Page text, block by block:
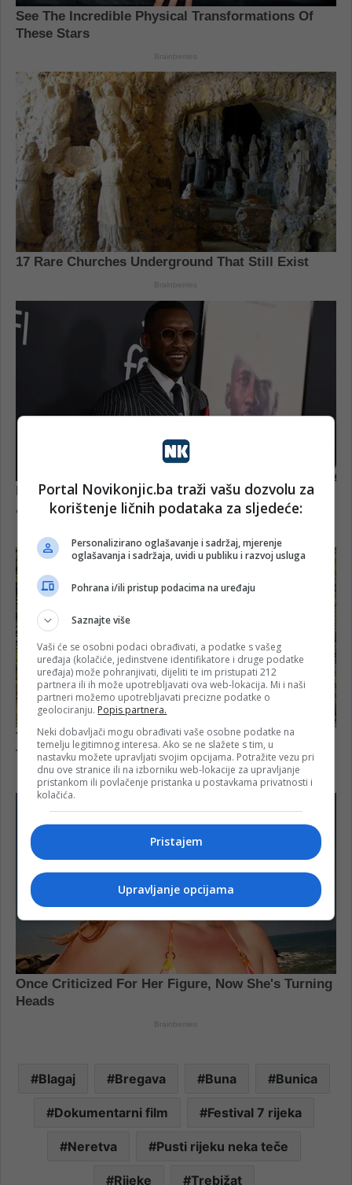
Blagaj Bregava Buna Bunica
Dokumentarni film Festival 7 rijeka
Neretva Pusti rijeku neka teče
Rijeke Trebižat
Portal Novikonjic.ba traži vašu dozvolu za
korištenje ličnih podataka za sljedeće:
Personalizirano oglašavanje i sadržaj, mjerenje
oglašavanja i sadržaja, uvidi u publiku i razvoj usluga
Pohrana i/ili pristup podacima na uređaju
Saznajte više
Vaši će se osobni podaci obrađivati, a podatke s vašeg
uređaja (kolačiće, jedinstvene identifikatore i druge podatke
uređaja) može pohranjivati, dijeliti te im pristupati 212
partnera ili ih može upotrebljavati ova web-lokacija. Mi i naši
partneri možemo upotrebljavati precizne podatke o
geolociranju. Popis partnera.
Neki dobavljači mogu obrađivati vaše osobne podatke na
temelju legitimnog interesa. Ako se ne slažete s tim, u
nastavku možete upravljati svojim opcijama. Potražite vezu pri
dnu ove stranice ili na izborniku web-lokacije za upravljanje
pristankom ili povlačenje pristanka u postavkama privatnosti i
kolačića.
Pristajem
Upravljanje opcijama